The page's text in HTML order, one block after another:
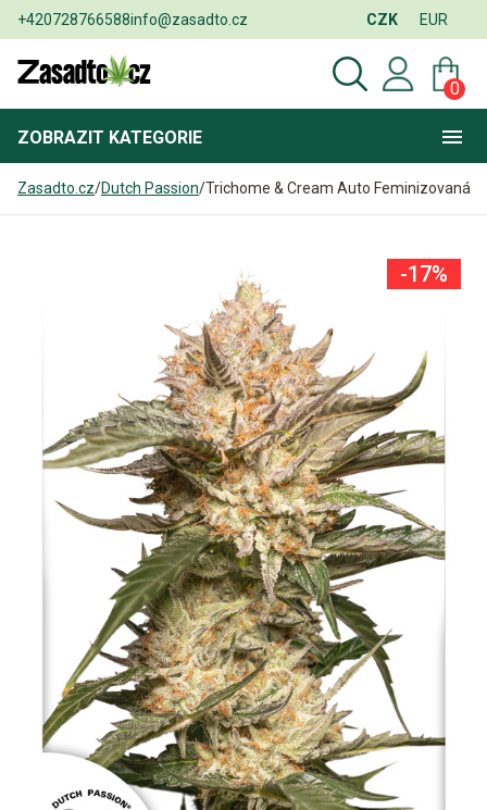
+420728766588info@zasadto.cz CZK EUR
0
ZOBRAZIT KATEGORIE
Zasadto.cz/Dutch Passion/Trichome & Cream Auto Feminizovaná
-17%